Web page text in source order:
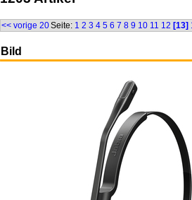
<< vorige 20Seite: 1 2 3 4 5 6 7 8 9 10 11 12 [13]
Bild